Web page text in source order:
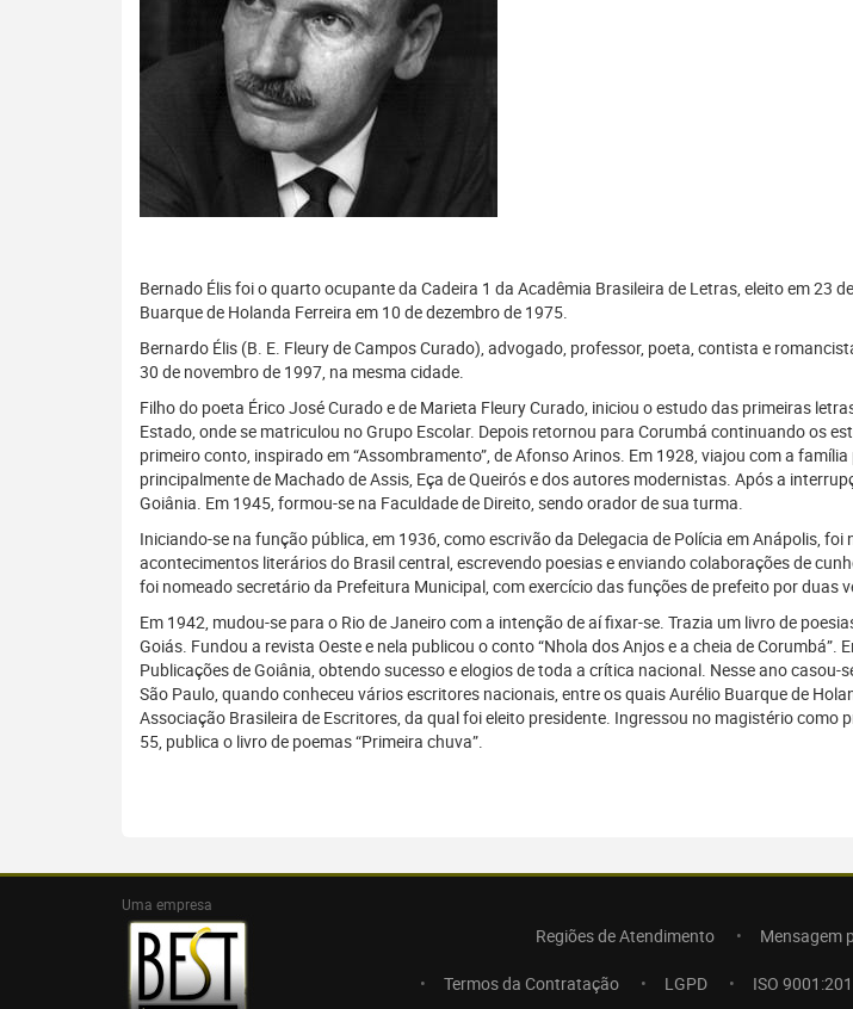
Bernado Élis foi o quarto ocupante da Cadeira 1 da Acadêmia Brasileira de Letras, eleito em 23
Buarque de Holanda Ferreira em 10 de dezembro de 1975.
Bernardo Élis (B. E. Fleury de Campos Curado), advogado, professor, poeta, contista e
30 de novembro de 1997, na mesma cidade.
Filho do poeta Érico José Curado e de Marieta Fleury Curado, iniciou o estudo das primeiras
Estado, onde se matriculou no Grupo Escolar. Depois retornou para Corumbá continuando os
primeiro conto, inspirado em “Assombramento”, de Afonso Arinos. Em 1928, viajou com a
principalmente de Machado de Assis, Eça de Queirós e dos autores modernistas. Após a
Goiânia. Em 1945, formou-se na Faculdade de Direito, sendo orador de sua turma.
Iniciando-se na função pública, em 1936, como escrivão da Delegacia de Polícia em Anápolis,
acontecimentos literários do Brasil central, escrevendo poesias e enviando colaborações de
foi nomeado secretário da Prefeitura Municipal, com exercício das funções de prefeito por duas
Em 1942, mudou-se para o Rio de Janeiro com a intenção de aí fixar-se. Trazia um livro de
Goiás. Fundou a revista Oeste e nela publicou o conto “Nhola dos Anjos e a cheia de Corumbá”.
Publicações de Goiânia, obtendo sucesso e elogios de toda a crítica nacional. Nesse ano
São Paulo, quando conheceu vários escritores nacionais, entre os quais Aurélio Buarque de
Associação Brasileira de Escritores, da qual foi eleito presidente. Ingressou no magistério
55, publica o livro de poemas “Primeira chuva”.
Uma empresa
Regiões de Atendimento Mensagem
Termos da Contratação LGPD ISO